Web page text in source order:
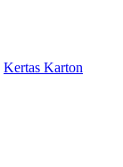
Kertas Karton